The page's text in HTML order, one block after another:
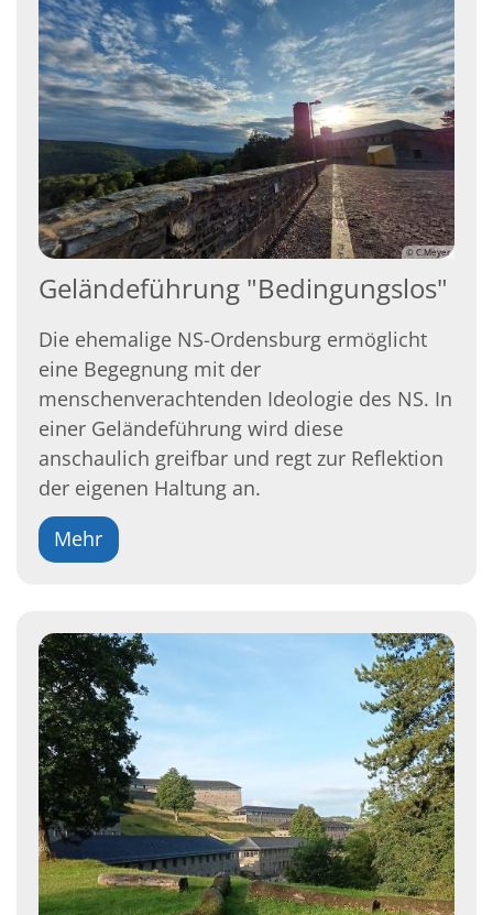
© C.Meyer
Geländeführung "Bedingungslos"
Die ehemalige NS-Ordensburg ermöglicht
eine Begegnung mit der
menschenverachtenden Ideologie des NS. In
einer Geländeführung wird diese
anschaulich greifbar und regt zur Reflektion
der eigenen Haltung an.
Mehr